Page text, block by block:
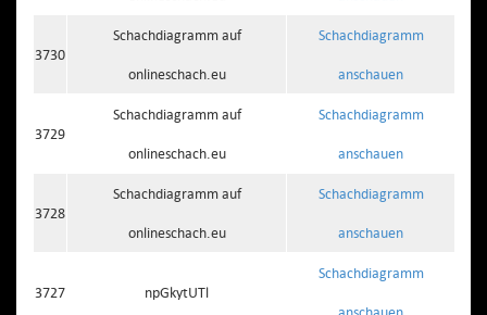
3730
Schachdiagramm auf
onlineschach.eu
Schachdiagramm
anschauen
3729
Schachdiagramm auf
onlineschach.eu
Schachdiagramm
anschauen
3728
Schachdiagramm auf
onlineschach.eu
Schachdiagramm
anschauen
3727 npGkytUTl
Schachdiagramm